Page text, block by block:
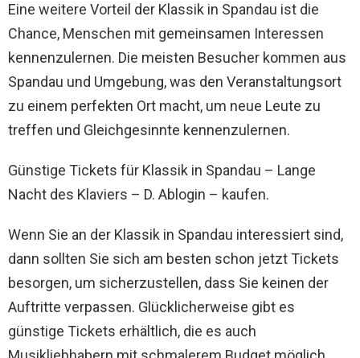
Eine weitere Vorteil der Klassik in Spandau ist die
Chance, Menschen mit gemeinsamen Interessen
kennenzulernen. Die meisten Besucher kommen aus
Spandau und Umgebung, was den Veranstaltungsort
zu einem perfekten Ort macht, um neue Leute zu
treffen und Gleichgesinnte kennenzulernen.
Günstige Tickets für Klassik in Spandau – Lange
Nacht des Klaviers – D. Ablogin – kaufen.
Wenn Sie an der Klassik in Spandau interessiert sind,
dann sollten Sie sich am besten schon jetzt Tickets
besorgen, um sicherzustellen, dass Sie keinen der
Auftritte verpassen. Glücklicherweise gibt es
günstige Tickets erhältlich, die es auch